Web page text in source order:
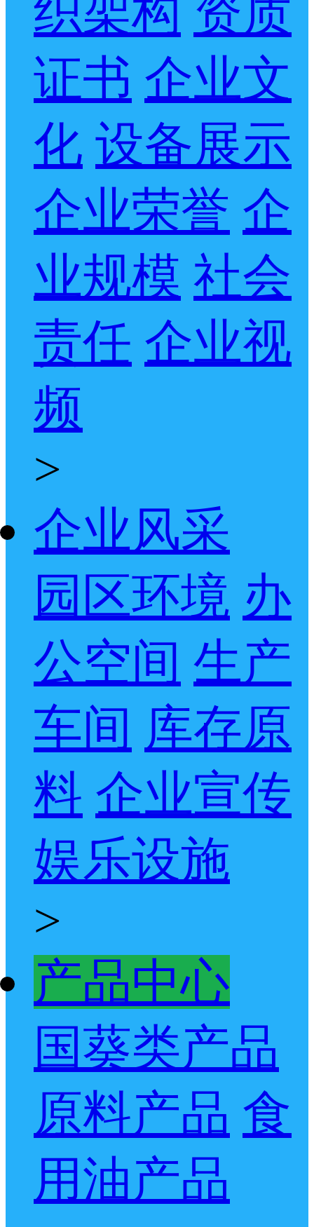
织架构 资质
证书 企业文
化 设备展示
企业荣誉 企
业规模 社会
责任 企业视
频
>
企业风采
园区环境 办
公空间 生产
车间 库存原
料 企业宣传
娱乐设施
>
产品中心
国葵类产品
原料产品 食
用油产品